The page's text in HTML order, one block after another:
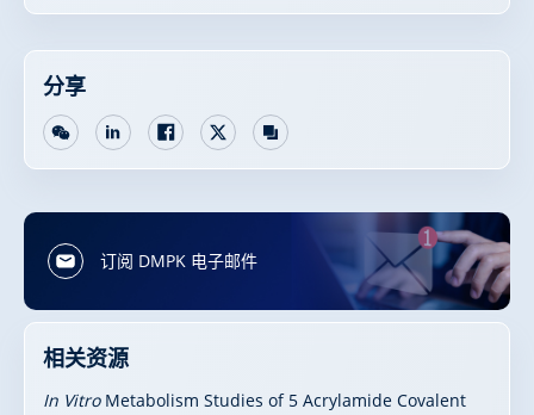
分享
订阅 DMPK 电子邮件
相关资源
In VitroMetabolism Studies of 5 Acrylamide Covalent